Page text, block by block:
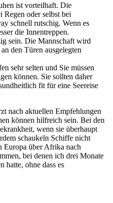
ist vorteilhaft. Die
Regen oder selbst bei
schnell rutschig. Wenn es
die Innentreppen.
sein. Die Mannschaft wird
den Türen ausgelegten
sehr selten und Sie müssen
können. Sie sollten daher
fit für eine Seereise
nach aktuellen Empfehlungen
können hilfreich sein. Bei den
wenn sie überhaupt
schaukeln Schiffe nicht
Europa über Afrika nach
bei denen ich drei Monate
hatte, ohne dass es